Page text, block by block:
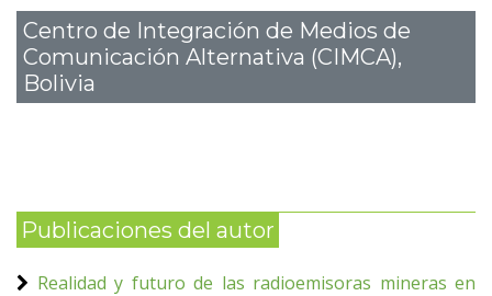
Centro de Integración de Medios de
Comunicación Alternativa (CIMCA),
Bolivia
Publicaciones del autor
Realidad y futuro de las radioemisoras mineras en